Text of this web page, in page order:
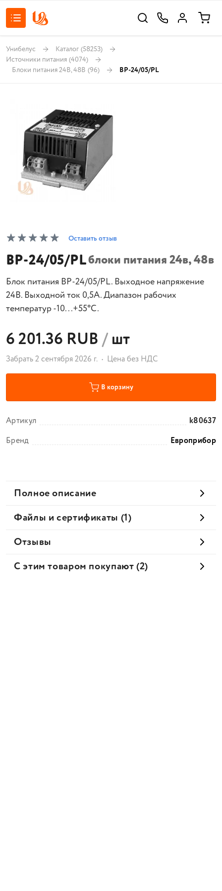
Унибелус Каталог (58253)
Источники питания (4074)
Блоки питания 24В, 48В (96) BP-24/05/РL
Оставить отзыв
BP-24/05/РLблоки питания 24в, 48в
Блок питания BP-24/05/РL. Выходное напряжение
24В. Выходной ток 0,5А. Диапазон рабочих
температур -10...+55°C.
6 201.36 RUB/шт
Забрать 2 сентября 2026 г. Цена без НДС
В корзину
Артикул
k80637
Бренд
Европрибор
Полное описание
Файлы и сертификаты (1)
Отзывы
С этим товаром покупают (2)